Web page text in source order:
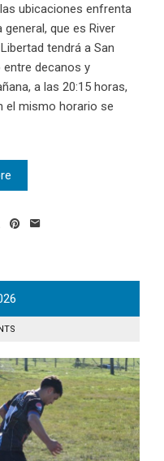
ubicaciones enfrenta
que es River
tendrá a San
entre decanos y
a las 20:15 horas,
el mismo horario se